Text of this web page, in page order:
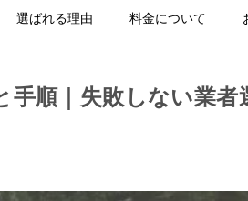
選ばれる理由 料金について
手順｜失敗しない業者